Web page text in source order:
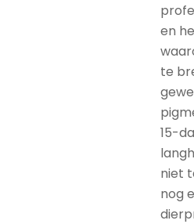
en
te
15-
niet
nog